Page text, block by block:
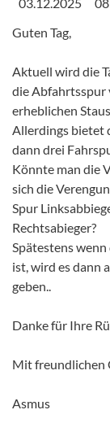
Guten Tag,
Aktuell wird die
die Abfahrtsspur
erheblichen Staus.
Allerdings bietet
dann drei
Könnte man die
sich die
Spur
Rechtsabieger?
Spätestens
ist, wird es dann
geben..
Danke für Ihre
Mit freundlichen
Asmus